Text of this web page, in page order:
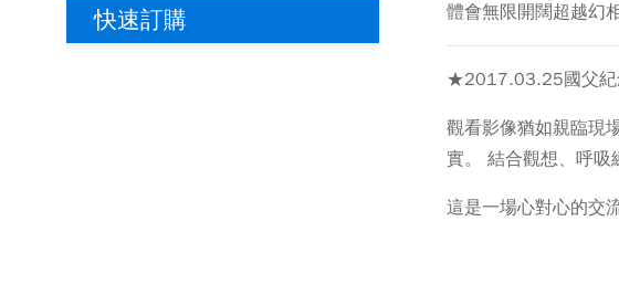
快速訂購
體會無限開闊超越幻
★2017.03.25國父紀
觀看影像猶如親臨現
實。 結合觀想、呼吸
這是一場心對心的交